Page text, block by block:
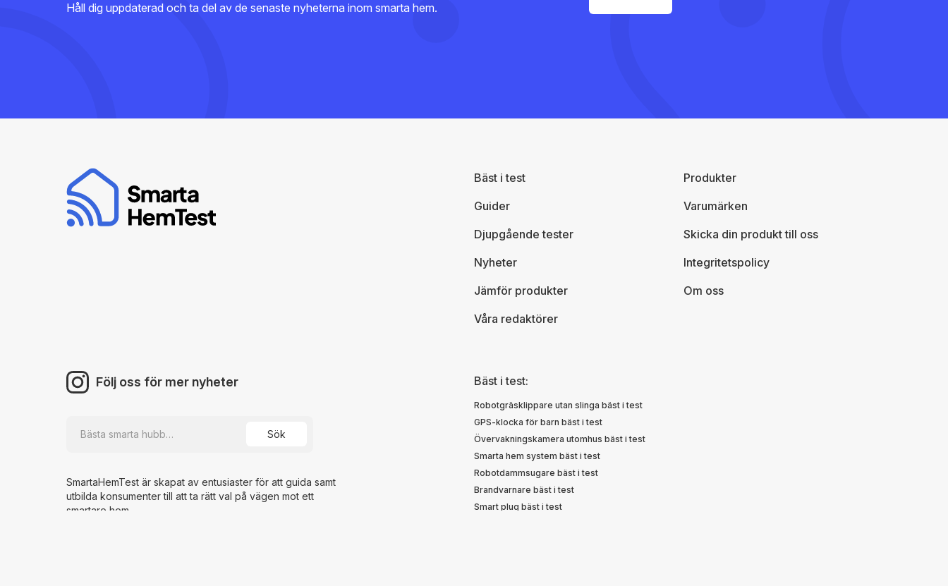
Håll dig uppdaterad och ta del av de senaste nyheterna inom smarta hem.
Bäst i test
Guider
Djupgående tester
Nyheter
Jämför produkter
Våra redaktörer
Produkter
Varumärken
Skicka din produkt till oss
Integritetspolicy
Om oss
Följ oss för mer nyheter
SmartaHemTest är skapat av entusiaster för att guida samt
utbilda konsumenter till att ta rätt val på vägen mot ett
smartare hem.
Bäst i test:
Robotgräsklippare utan slinga bäst i test
GPS-klocka för barn bäst i test
Övervakningskamera utomhus bäst i test
Smarta hem system bäst i test
Robotdammsugare bäst i test
Brandvarnare bäst i test
Smart plug bäst i test